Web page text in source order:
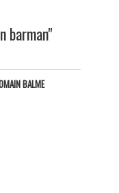
barman"
BALME